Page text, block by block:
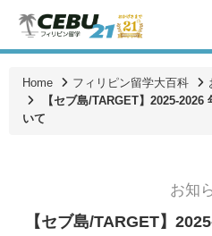
Home フィリピン留学大百科
【セブ島/TARGET】2025-
いて
お知
【セブ島/TARGET】